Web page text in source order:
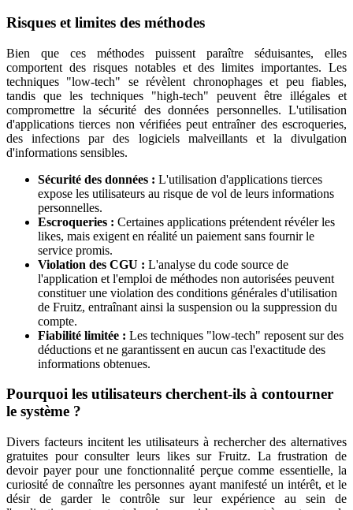
Risques et limites des méthodes
Bien que ces méthodes puissent paraître séduisantes, elles
comportent des risques notables et des limites importantes. Les
techniques "low-tech" se révèlent chronophages et peu fiables,
tandis que les techniques "high-tech" peuvent être illégales et
compromettre la sécurité des données personnelles. L'utilisation
d'applications tierces non vérifiées peut entraîner des escroqueries,
des infections par des logiciels malveillants et la divulgation
d'informations sensibles.
Sécurité des données : L'utilisation d'applications tierces
expose les utilisateurs au risque de vol de leurs informations
personnelles.
Escroqueries : Certaines applications prétendent révéler les
likes, mais exigent en réalité un paiement sans fournir le
service promis.
Violation des CGU : L'analyse du code source de
l'application et l'emploi de méthodes non autorisées peuvent
constituer une violation des conditions générales d'utilisation
de Fruitz, entraînant ainsi la suspension ou la suppression du
compte.
Fiabilité limitée : Les techniques "low-tech" reposent sur des
déductions et ne garantissent en aucun cas l'exactitude des
informations obtenues.
Pourquoi les utilisateurs cherchent-ils à contourner
le système ?
Divers facteurs incitent les utilisateurs à rechercher des alternatives
gratuites pour consulter leurs likes sur Fruitz. La frustration de
devoir payer pour une fonctionnalité perçue comme essentielle, la
curiosité de connaître les personnes ayant manifesté un intérêt, et le
désir de garder le contrôle sur leur expérience au sein de